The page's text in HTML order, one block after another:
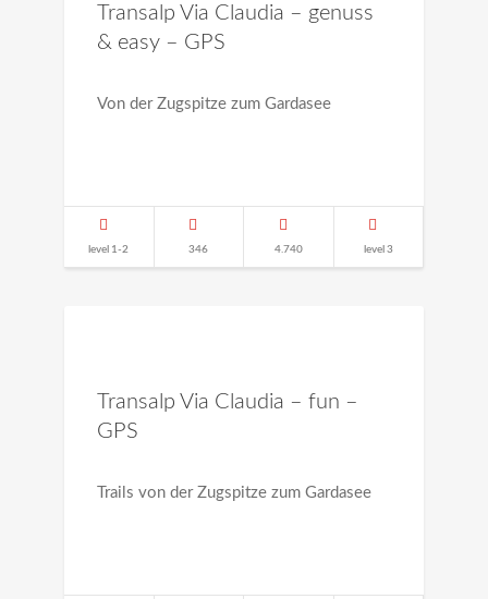
Transalp Via Claudia – genuss
& easy – GPS
Von der Zugspitze zum Gardasee
level 1-2 346 4.740 level 3
Transalp Via Claudia – fun –
GPS
Trails von der Zugspitze zum Gardasee